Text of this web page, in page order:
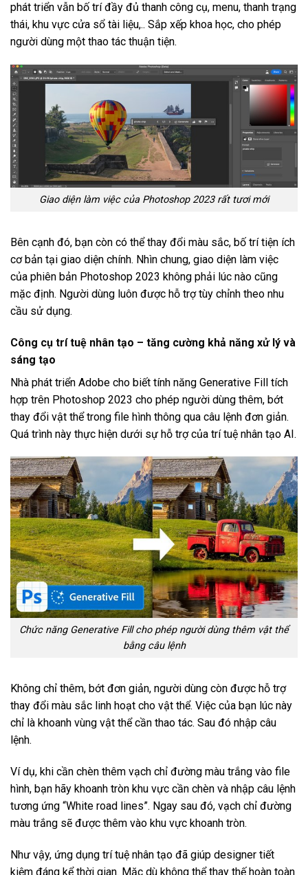
phát triển vẫn bố trí đầy đủ thanh công cụ, menu, thanh trạng
thái, khu vực cửa sổ tài liệu,.. Sắp xếp khoa học, cho phép
người dùng một thao tác thuận tiện.
Giao diện làm việc của Photoshop 2023 rất tươi mới
Bên cạnh đó, bạn còn có thể thay đổi màu sắc, bố trí tiện ích
cơ bản tại giao diện chính. Nhìn chung, giao diện làm việc
của phiên bản Photoshop 2023 không phải lúc nào cũng
mặc định. Người dùng luôn được hỗ trợ tùy chỉnh theo nhu
cầu sử dụng.
Công cụ trí tuệ nhân tạo – tăng cường khả năng xử lý và
sáng tạo
Nhà phát triển Adobe cho biết tính năng Generative Fill tích
hợp trên Photoshop 2023 cho phép người dùng thêm, bớt
thay đổi vật thể trong file hình thông qua câu lệnh đơn giản.
Quá trình này thực hiện dưới sự hỗ trợ của trí tuệ nhân tạo AI.
Chức năng Generative Fill cho phép người dùng thêm vật thể
bằng câu lệnh
Không chỉ thêm, bớt đơn giản, người dùng còn được hỗ trợ
thay đổi màu sắc linh hoạt cho vật thể. Việc của bạn lúc này
chỉ là khoanh vùng vật thể cần thao tác. Sau đó nhập câu
lệnh.
Ví dụ, khi cần chèn thêm vạch chỉ đường màu trắng vào file
hình, bạn hãy khoanh tròn khu vực cần chèn và nhập câu lệnh
tương ứng “White road lines”. Ngay sau đó, vạch chỉ đường
màu trắng sẽ được thêm vào khu vực khoanh tròn.
Như vậy, ứng dụng trí tuệ nhân tạo đã giúp designer tiết
kiệm đáng kể thời gian. Mặc dù không thể thay thế hoàn toàn